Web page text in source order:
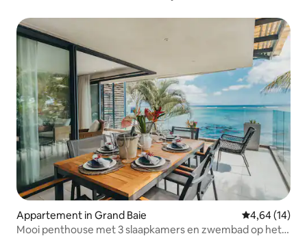
Appartement in Grand Baie Gemiddelde
4,64 (14)
Mooi penthouse met 3 slaapkamers en zwembad op het